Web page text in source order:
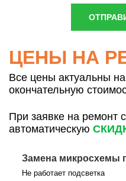
ЦЕНЫ НА
Все цены актуальны
окончательную
При заявке на ремонт
автоматическую
Замена микросхемы
Не работает подсветка